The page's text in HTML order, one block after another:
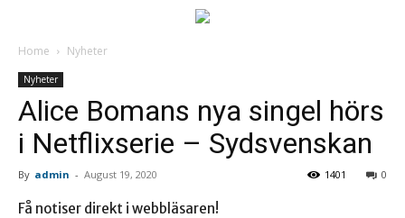
Home Nyheter
Nyheter
Alice Bomans nya singel hörs
i Netflixserie – Sydsvenskan
By admin - August 19, 2020 0
1401
Få notiser direkt i webbläsaren!